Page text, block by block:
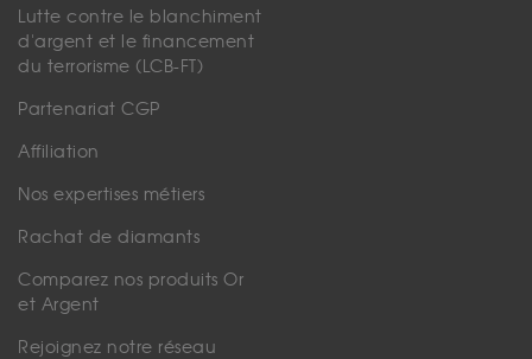
Lutte contre le blanchiment
d'argent et le financement
du terrorisme (LCB-FT)
Partenariat CGP
Affiliation
Nos expertises métiers
Rachat de diamants
Comparez nos produits Or
et Argent
Rejoignez notre réseau